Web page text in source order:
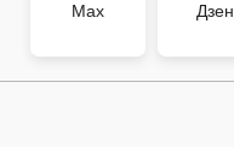
Max
Дзен